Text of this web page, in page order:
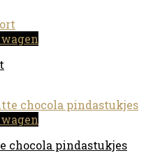
chocola pindastukjes